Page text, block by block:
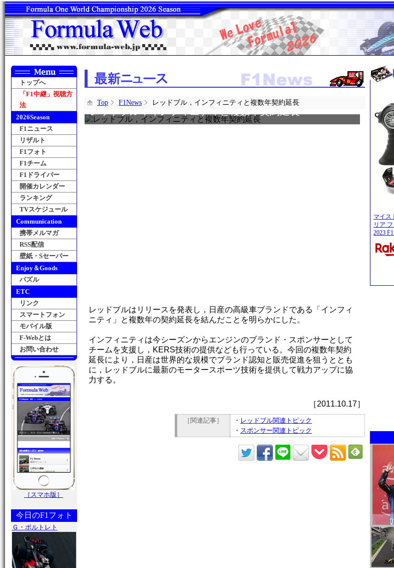
トップへ
「F1中継」視聴方
法
2026Season
F1ニュース
リザルト
F1フォト
F1チーム
F1ドライバー
開催カレンダー
ランキング
TVスケジュール
Communication
携帯メルマガ
RSS配信
壁紙・Sセーバー
Enjoy＆Goods
パズル
ETC
リンク
スマートフォン
モバイル版
F-Webとは
お問い合わせ
［スマホ版］
今日のF1フォト
Ｇ・ボルトレト
Top F1News レッドブル，インフィニティと複数年契約延長
レッドブル，インフィニティと複数年契約延長
レッドブルはリリースを発表し，日産の高級車ブランドである「インフィ
ニティ」と複数年の契約延長を結んだことを明らかにした。
インフィニティは今シーズンからエンジンのブランド・スポンサーとして
チームを支援し，KERS技術の提供なども行っている。今回の複数年契約
延長により，日産は世界的な規模でブランド認知と販売促進を狙うととも
に，レッドブルに最新のモータースポーツ技術を提供して戦力アップに協
力する。
［2011.10.17］
［関連記事］ ・ レッドブル関連トピック
・ スポンサー関連トピック
マイス
リア
2023